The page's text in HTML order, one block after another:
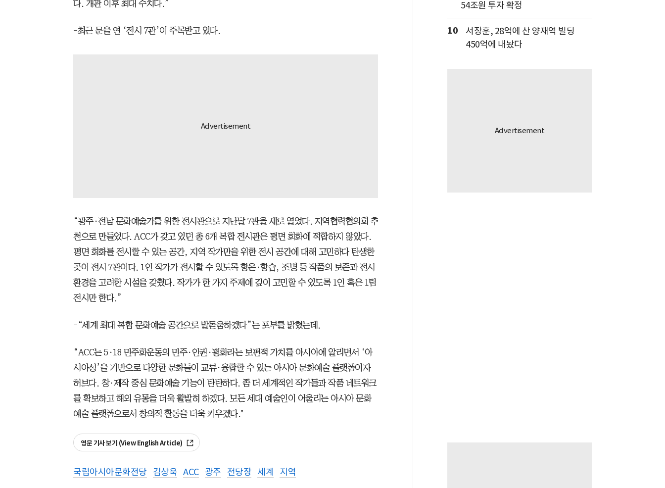
다. 개관 이후 최대 수치다.”
-최근 문을 연 ‘전시 7관’이 주목받고 있다.
“광주·전남 문화예술가를 위한 전시관으로 지난달 7관을 새로 열었다. 지역협력협의회 추
천으로 만들었다. ACC가 갖고 있던 총 6개 복합 전시관은 평면 회화에 적합하지 않았다.
평면 회화를 전시할 수 있는 공간, 지역 작가만을 위한 전시 공간에 대해 고민하다 탄생한
곳이 전시 7관이다. 1인 작가가 전시할 수 있도록 항온·항습, 조명 등 작품의 보존과 전시
환경을 고려한 시설을 갖췄다. 작가가 한 가지 주제에 깊이 고민할 수 있도록 1인 혹은 1팀
전시만 한다.”
-“세계 최대 복합 문화예술 공간으로 발돋움하겠다”는 포부를 밝혔는데.
“ACC는 5·18 민주화운동의 민주·인권·평화라는 보편적 가치를 아시아에 알리면서 ‘아
시아성’을 기반으로 다양한 문화들이 교류·융합할 수 있는 아시아 문화예술 플랫폼이자
허브다. 창·제작 중심 문화예술 기능이 탄탄하다. 좀 더 세계적인 작가들과 작품 네트워크
를 확보하고 해외 유통을 더욱 활발히 하겠다. 모든 세대 예술인이 어울리는 아시아 문화
예술 플랫폼으로서 창의적 활동을 더욱 키우겠다."
영문 기사 보기 (View English Article)
국립아시아문화전당 김상욱 ACC 광주 전당장 세계 지역
54조원 투자 확정
10
서장훈, 28억에 산 양재역 빌딩
450억에 내놨다